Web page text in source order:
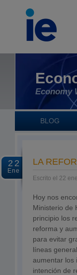
Economy
BLOG
22
Ene
LA
Escrito el 22
Hoy nos
Ministerio de
principio los
reforma y
para evitar
líneas
aumentar los
intención de